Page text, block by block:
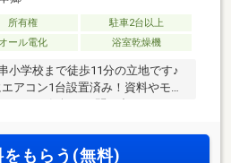
所有権
駐車2台以上
オール電化 浴室乾燥機
学校まで徒歩11分の立地です♪
アコン1台設置済み！資料やモデ
す！お気軽にお問い合わせくだ
をもらう(無料)